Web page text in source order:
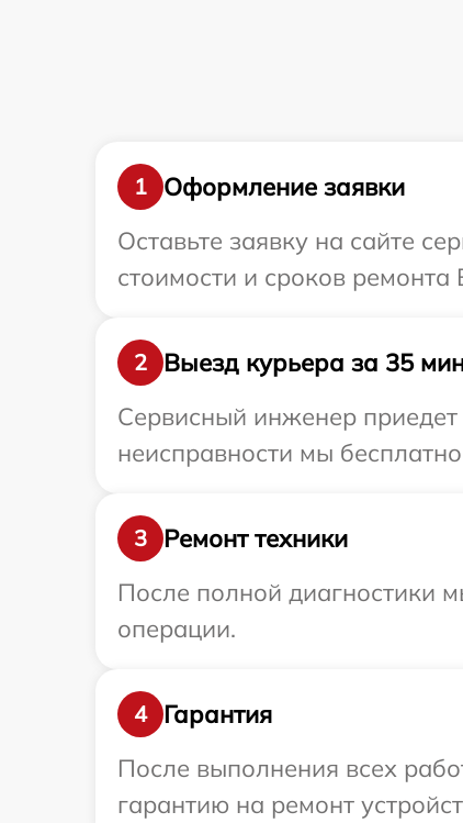
1
Оформление заявки
Оставьте заявку на сайте
стоимости и сроков ремонта
2
Выезд курьера за 35
Сервисный инженер приедет
неисправности мы
3
Ремонт техники
После полной диагностики
операции.
4
Гарантия
После выполнения всех
гарантию на ремонт